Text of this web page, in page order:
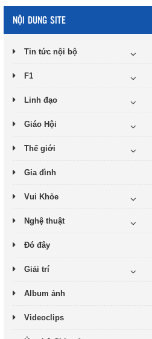
NỘI DUNG SITE
Tin tức nội bộ
F1
Linh đạo
Giáo Hội
Thế giới
Gia đình
Vui Khỏe
Nghệ thuật
Đó đây
Giải trí
Album ảnh
Videoclips